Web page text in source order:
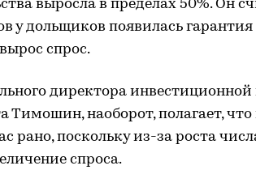
выросла в пределах 50%. Он
у дольщиков появилась гарантия
спрос.
директора
наоборот, полагает, что
рано, поскольку из-за роста
спроса.